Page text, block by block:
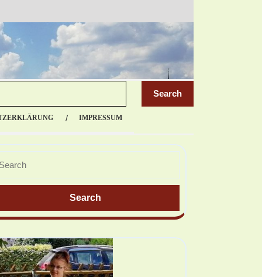
IMPRESSUM